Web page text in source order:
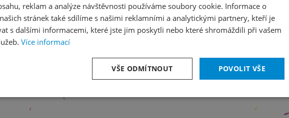
D dur KV 385 "Haffnerova"
ENGLISH
reklam a analýze návštěvnosti používáme soubory cookie. Informace o
stránek také sdílíme s našimi reklamními a analytickými partnery, kteří je
s dalšími informacemi, které jste jim poskytli nebo které shromáždili při vašem
Více informací
POVOLIT VŠE
VŠE ODMÍTNOUT